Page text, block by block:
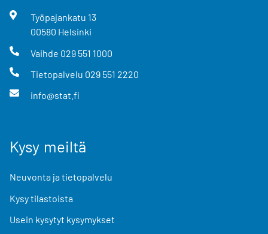
Työpajankatu 13
00580 Helsinki
Vaihde 029 551 1000
Tietopalvelu 029 551 2220
info@stat.fi
Kysy meiltä
Neuvonta ja tietopalvelu
Kysy tilastoista
Usein kysytyt kysymykset